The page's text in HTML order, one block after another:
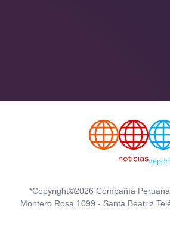
*Copyright©2026 Compañía
Montero Rosa 1099 - Santa Beatriz